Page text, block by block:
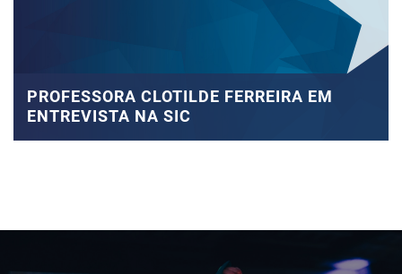
PROFESSORA CLOTILDE FERREIRA EM
ENTREVISTA NA SIC